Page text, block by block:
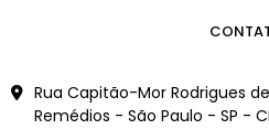
Rua Capitão-Mor Rodrigues
Remédios - São Paulo - SP -